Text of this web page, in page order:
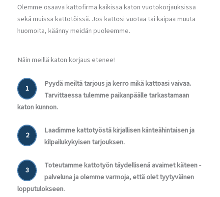
Olemme osaava kattofirma kaikissa katon vuotokorjauksissa
sekä muissa kattotöissä. Jos kattosi vuotaa tai kaipaa muuta
huomoita, käänny meidän puoleemme.
Näin meillä katon korjaus etenee!
1
Pyydä meiltä tarjous ja kerro mikä kattoasi vaivaa.
Tarvittaessa tulemme paikanpäälle tarkastamaan
katon kunnon.
2
Laadimme kattotyöstä kirjallisen kiinteähintaisen ja
kilpailukykyisen tarjouksen.
3
Toteutamme kattotyön täydellisenä avaimet käteen -
palveluna ja olemme varmoja, että olet tyytyväinen
lopputulokseen.